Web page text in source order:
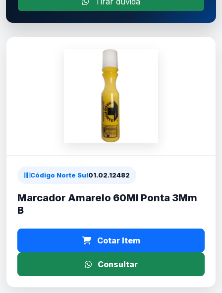
Código Norte Sul01.02.12482
Marcador Amarelo 60Ml Ponta 3Mm
B
Cotar Item
Consultar